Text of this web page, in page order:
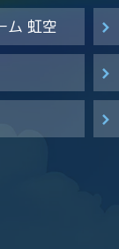
ム 虹空